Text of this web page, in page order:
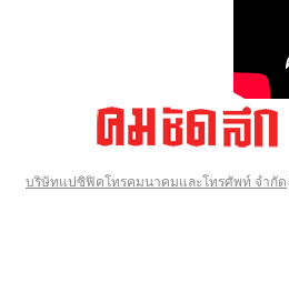
บริษัทแปซิฟิคโทรคมนาคมและโทรศัพท์ จำกัด